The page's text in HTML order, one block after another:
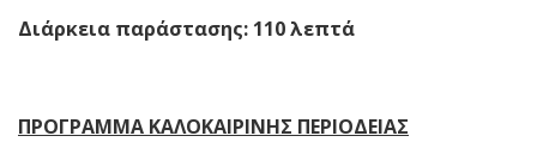
Διάρκεια παράστασης: 110 λεπτά
ΠΡΟΓΡΑΜΜΑ ΚΑΛΟΚΑΙΡΙΝΗΣ ΠΕΡΙΟΔΕΙΑΣ